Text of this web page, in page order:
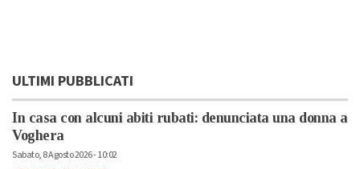
ULTIMI PUBBLICATI
In casa con alcuni abiti rubati: denunciata una donna a
Voghera
Sabato, 8 Agosto 2026 - 10:02